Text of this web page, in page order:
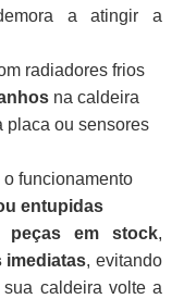
a atingir a
radiadores frios
na caldeira
placa ou sensores
o funcionamento
entupidas
peças em stock,
imediatas, evitando
caldeira volte a